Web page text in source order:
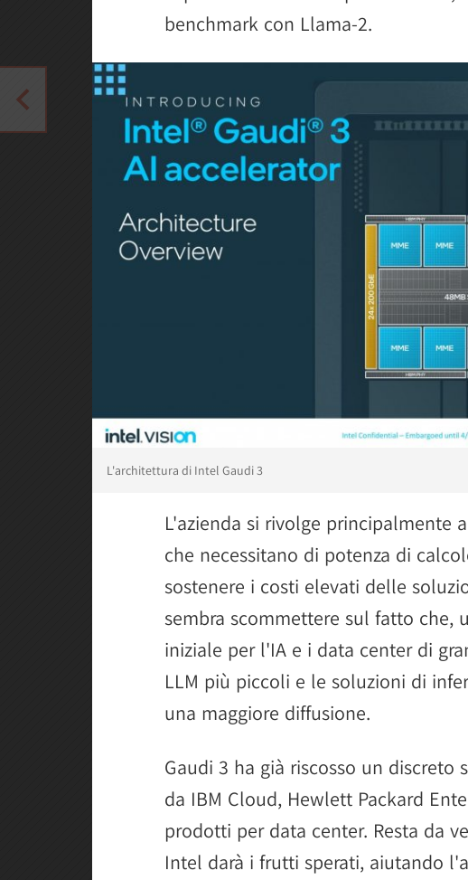
benchmark con Llama-2.
L'architettura di Intel Gaudi 3
L'azienda si rivolge principalmente
che necessitano di potenza di
sostenere i costi elevati delle
sembra scommettere sul fatto che,
iniziale per l'IA e i data center di
LLM più piccoli e le soluzioni di
una maggiore diffusione.
Gaudi 3 ha già riscosso un discreto
da IBM Cloud, Hewlett Packard
prodotti per data center. Resta da
Intel darà i frutti sperati, aiutando